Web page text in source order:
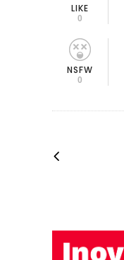
LIKE
0
NSFW
0